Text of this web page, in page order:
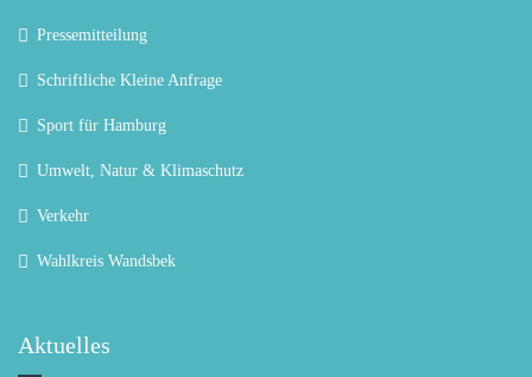
Pressemitteilung
Schriftliche Kleine Anfrage
Sport für Hamburg
Umwelt, Natur & Klimaschutz
Verkehr
Wahlkreis Wandsbek
Aktuelles